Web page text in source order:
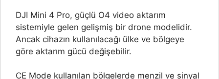
DJI Mini 4 Pro, güçlü O4 video aktarım
sistemiyle gelen gelişmiş bir drone modelidir.
Ancak cihazın kullanılacağı ülke ve bölgeye
göre aktarım gücü değişebilir.
CE Mode kullanılan bölgelerde menzil ve sinyal